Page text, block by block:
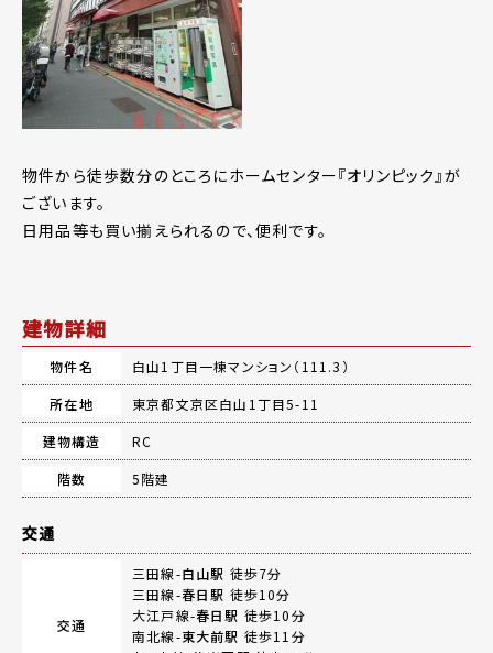
物件から徒歩数分のところにホームセンター『オリンピック』が
ございます。
日用品等も買い揃えられるので、便利です。
建物詳細
物件名
白山1丁目一棟マンション（111.3）
所在地
東京都文京区白山1丁目5-11
建物構造
RC
階数
5階建
交通
交通
三田線-白山駅 徒歩7分
三田線-春日駅 徒歩10分
大江戸線-春日駅 徒歩10分
南北線-東大前駅 徒歩11分